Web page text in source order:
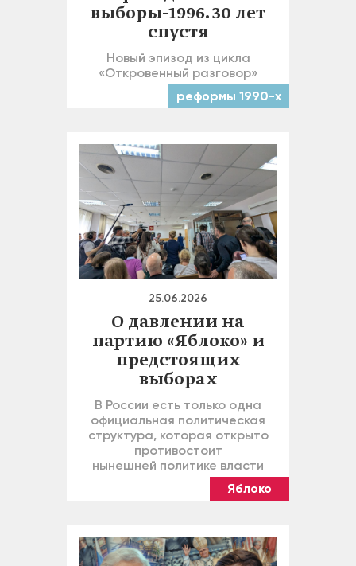
выборы-1996. 30 лет
спустя
Новый эпизод из цикла
«Откровенный разговор»
реформы 1990-х
25.06.2026
О давлении на
партию «Яблоко» и
предстоящих
выборах
В России есть только одна
официальная политическая
структура, которая открыто
противостоит
нынешней политике власти
Яблоко